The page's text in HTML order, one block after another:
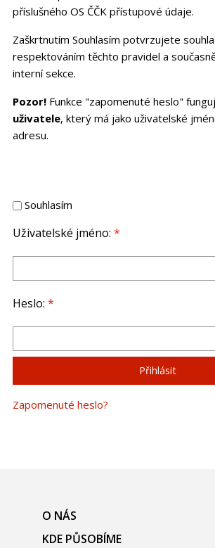
příslušného OS ČČK přístupové údaje.
Zaškrtnutím Souhlasím potvrzujete
respektováním těchto pravidel a
interní sekce.
Pozor!Funkce "zapomenuté heslo"
uživatele, který má jako uživatelské
adresu.
Souhlasím
Uživatelské jméno: *
Heslo: *
Zapomenuté heslo?
O NÁS
KDE PŮSOBÍME